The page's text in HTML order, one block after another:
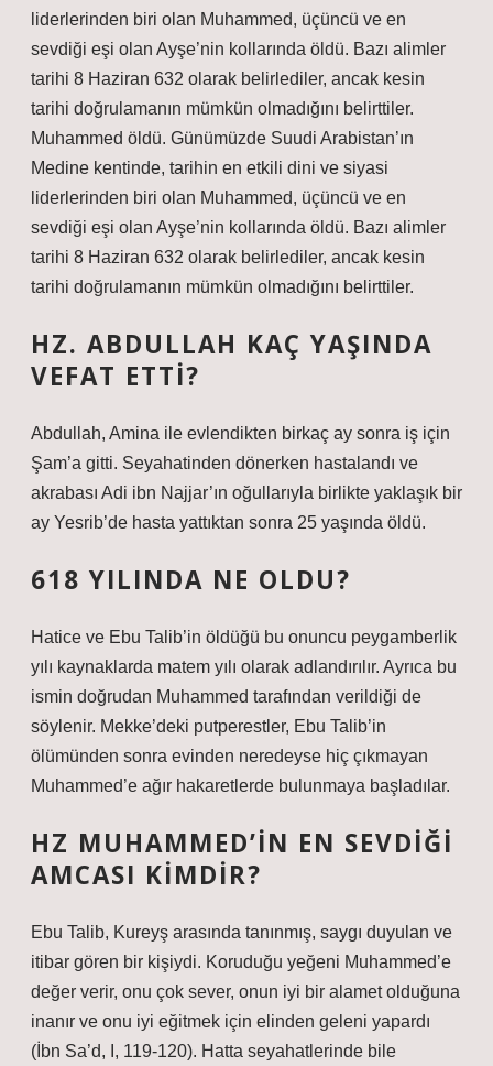
liderlerinden biri olan Muhammed, üçüncü ve en
sevdiği eşi olan Ayşe’nin kollarında öldü. Bazı alimler
tarihi 8 Haziran 632 olarak belirlediler, ancak kesin
tarihi doğrulamanın mümkün olmadığını belirttiler.
Muhammed öldü. Günümüzde Suudi Arabistan’ın
Medine kentinde, tarihin en etkili dini ve siyasi
liderlerinden biri olan Muhammed, üçüncü ve en
sevdiği eşi olan Ayşe’nin kollarında öldü. Bazı alimler
tarihi 8 Haziran 632 olarak belirlediler, ancak kesin
tarihi doğrulamanın mümkün olmadığını belirttiler.
HZ. ABDULLAH KAÇ YAŞINDA
VEFAT ETTI?
Abdullah, Amina ile evlendikten birkaç ay sonra iş için
Şam’a gitti. Seyahatinden dönerken hastalandı ve
akrabası Adi ibn Najjar’ın oğullarıyla birlikte yaklaşık bir
ay Yesrib’de hasta yattıktan sonra 25 yaşında öldü.
618 YILINDA NE OLDU?
Hatice ve Ebu Talib’in öldüğü bu onuncu peygamberlik
yılı kaynaklarda matem yılı olarak adlandırılır. Ayrıca bu
ismin doğrudan Muhammed tarafından verildiği de
söylenir. Mekke’deki putperestler, Ebu Talib’in
ölümünden sonra evinden neredeyse hiç çıkmayan
Muhammed’e ağır hakaretlerde bulunmaya başladılar.
HZ MUHAMMED’IN EN SEVDIĞI
AMCASI KIMDIR?
Ebu Talib, Kureyş arasında tanınmış, saygı duyulan ve
itibar gören bir kişiydi. Koruduğu yeğeni Muhammed’e
değer verir, onu çok sever, onun iyi bir alamet olduğuna
inanır ve onu iyi eğitmek için elinden geleni yapardı
(İbn Sa’d, I, 119-120). Hatta seyahatlerinde bile